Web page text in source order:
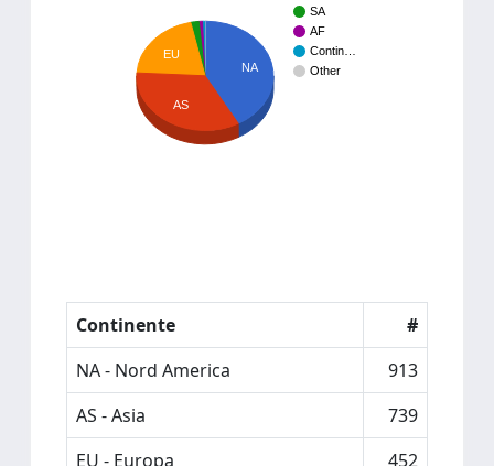
SA
AF
Contin…
Other
NA
EU
AS
Continente
#
NA - Nord America
913
AS - Asia
739
EU - Europa
452